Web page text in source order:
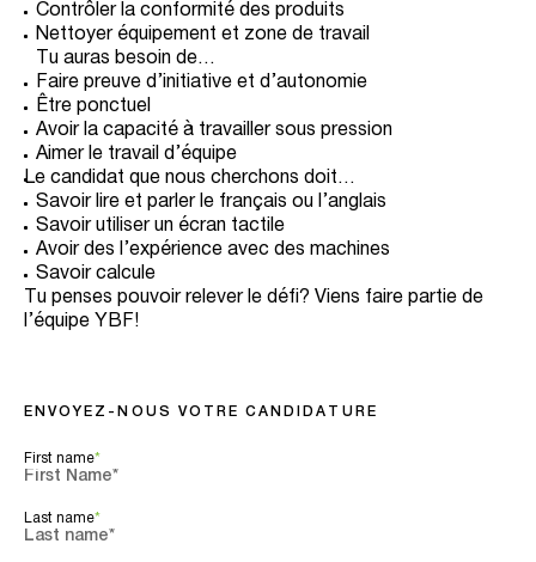
Contrôler la conformité des produits
Nettoyer équipement et zone de travail
Tu auras besoin de…
Faire preuve d’initiative et d’autonomie
Être ponctuel
Avoir la capacité à travailler sous pression
Aimer le travail d’équipe
Le candidat que nous cherchons doit…
Savoir lire et parler le français ou l’anglais
Savoir utiliser un écran tactile
Avoir des l’expérience avec des machines
Savoir calcule
Tu penses pouvoir relever le défi? Viens faire partie de
l’équipe YBF!
ENVOYEZ-NOUS VOTRE CANDIDATURE
First name*
Last name*